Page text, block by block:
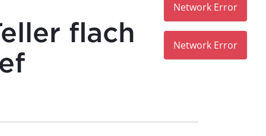
flach
Network Error
Network Error